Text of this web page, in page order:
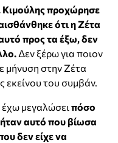
Κιμούλης προχώρησε
ότι η Ζέτα
προς τα έξω, δεν
Δεν ξέρω για ποιον
μήνυση στην Ζέτα
εκείνου του συμβάν.
μεγαλώσει πόσο
αυτό που βίωσα
δεν είχε να